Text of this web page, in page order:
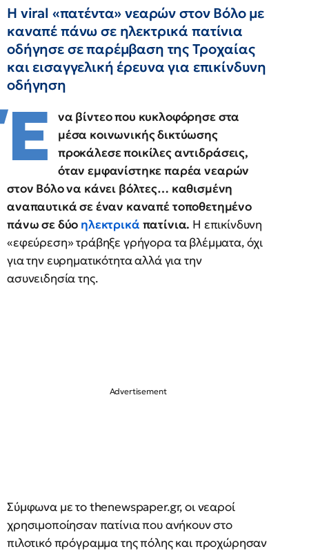
Η viral «πατέντα» νεαρών στον Βόλο με
καναπέ πάνω σε ηλεκτρικά πατίνια
οδήγησε σε παρέμβαση της Τροχαίας
και εισαγγελική έρευνα για επικίνδυνη
οδήγηση
Έ
να βίντεο που κυκλοφόρησε στα
μέσα κοινωνικής δικτύωσης
προκάλεσε ποικίλες αντιδράσεις,
όταν εμφανίστηκε παρέα νεαρών
στον Βόλο να κάνει βόλτες… καθισμένη
αναπαυτικά σε έναν καναπέ τοποθετημένο
πάνω σε δύο ηλεκτρικά πατίνια. Η επικίνδυνη
«εφεύρεση» τράβηξε γρήγορα τα βλέμματα, όχι
για την ευρηματικότητα αλλά για την
ασυνειδησία της.
Σύμφωνα με το thenewspaper.gr, οι νεαροί
χρησιμοποίησαν πατίνια που ανήκουν στο
πιλοτικό πρόγραμμα της πόλης και προχώρησαν